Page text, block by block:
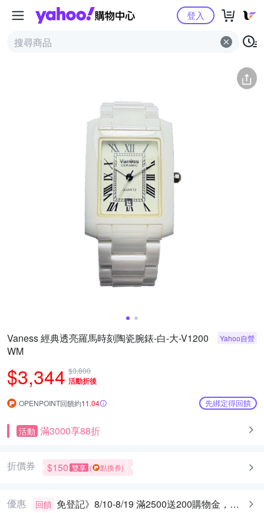
Yahoo購物中心
登入
簡介 評價 (0) 猜你喜歡
Vaness 經典透亮羅馬時刻陶瓷腕錶-白-大-V1200
WM
$3,344 $3,800
活動折後
Yahoo自營
OPENPOINT回饋約11.04 先綁定得回饋
活動 滿3000享88折
折價券 $150 雙享 ( 點換券)
優惠 回饋 免登記》8/10-8/19 滿2500送200購物金，最高送400